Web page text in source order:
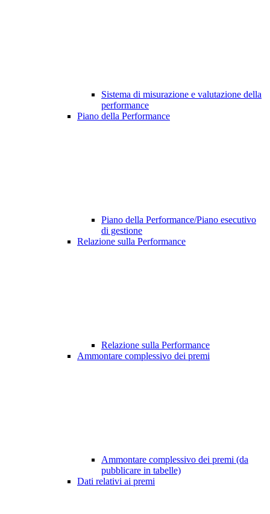
Sistema di misurazione e valutazione della
performance
Piano della Performance
Piano della Performance/Piano esecutivo
di gestione
Relazione sulla Performance
Relazione sulla Performance
Ammontare complessivo dei premi
Ammontare complessivo dei premi (da
pubblicare in tabelle)
Dati relativi ai premi